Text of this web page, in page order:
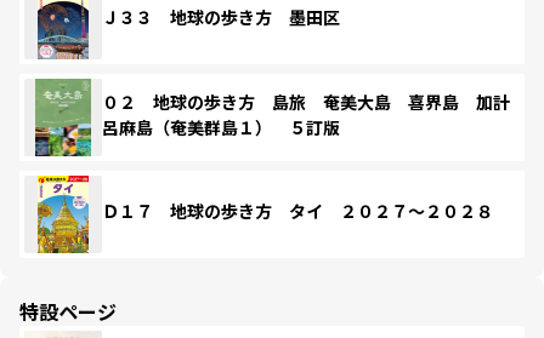
Ｊ３３ 地球の歩き方 墨田区
０２ 地球の歩き方 島旅 奄美大島 喜界島 加計
呂麻島（奄美群島１） ５訂版
Ｄ１７ 地球の歩き方 タイ ２０２７～２０２８
特設ページ